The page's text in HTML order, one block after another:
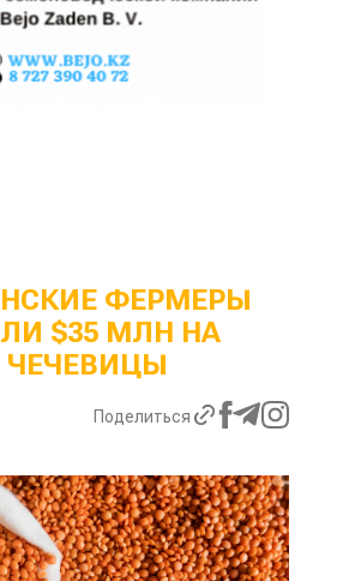
ФЕРМЕРЫ
$35 МЛН НА
ЧЕЧЕВИЦЫ
Поделиться